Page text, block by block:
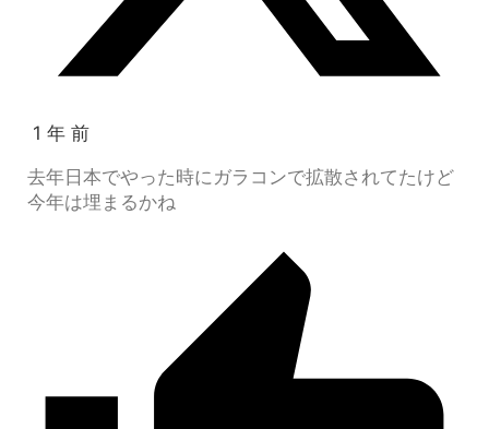
1 年 前
去年日本でやった時にガラコンで拡散されてたけど
今年は埋まるかね